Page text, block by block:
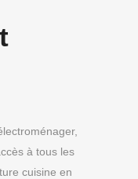
à tous les
cuisine en